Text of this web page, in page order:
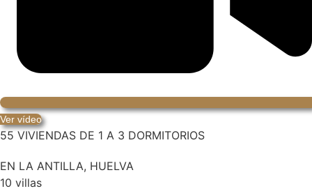
Ver vídeo
55 VIVIENDAS DE 1 A 3 DORMITORIOS
EN LA ANTILLA, HUELVA
10 villas